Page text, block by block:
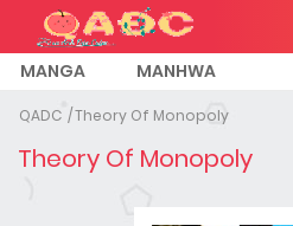
MANGA MANHWA
QADC Theory Of Monopoly
Theory Of Monopoly